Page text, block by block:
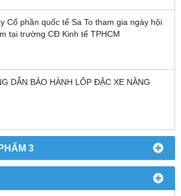
Cổ phần quốc tế Sa To tham gia ngày hội
tại trường CĐ Kinh tế TPHCM
DẪN BẢO HÀNH LỐP ĐẶC XE NÂNG
3